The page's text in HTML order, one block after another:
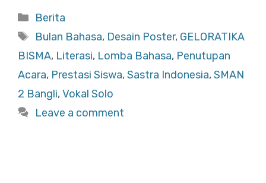
c
e
b
o
o
k
at
s
A
p
p
e
Categories
Berita
Tags
Bulan Bahasa, Desain Poster, GELORATIKA
BISMA, Literasi, Lomba Bahasa, Penutupan
Acara, Prestasi Siswa,Sastra Indonesia,SMAN
2 Bangli,Vokal Solo
Leave a comment